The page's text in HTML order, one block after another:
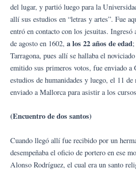
del lugar, y partió luego para la
allí sus estudios en “letras y artes”. Fue
entró en contacto con los jesuitas. Ingresó
de agosto en 1602, a los 22 años de edad
Tarragona, pues allí se hallaba el
emitido sus primeros votos, fue enviado a
estudios de humanidades y luego, el 11
enviado a Mallorca para asistir a los
(Encuentro de dos santos)
Cuando llegó allí fue recibido por un
desempeñaba el oficio de portero en ese
Alonso Rodríguez, el cual era un santo